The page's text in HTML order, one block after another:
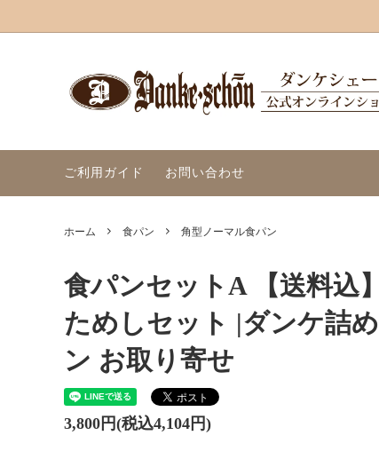
ご利用ガイド お問い合わせ
ホーム 食パン 角型ノーマル食パン
食パンセットA 【送料込
ためしセット |ダンケ詰
ン お取り寄せ
3,800円(税込4,104円)